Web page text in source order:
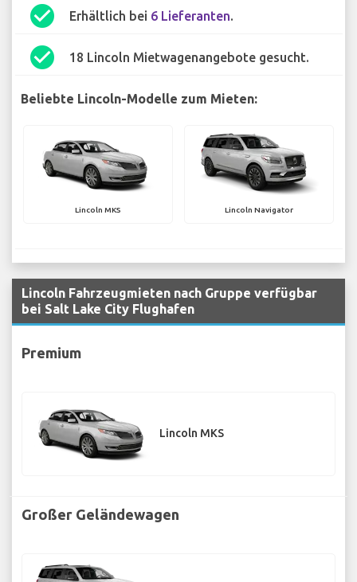
check_circle Erhältlich bei 6 Lieferanten.
check_circle 18 Lincoln Mietwagenangebote gesucht.
Beliebte Lincoln-Modelle zum Mieten:
Lincoln MKS Lincoln Navigator
Lincoln Fahrzeugmieten nach Gruppe verfügbar
bei Salt Lake City Flughafen
Premium
Lincoln MKS
Großer Geländewagen